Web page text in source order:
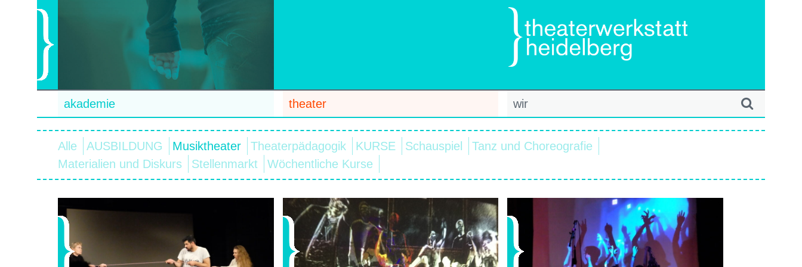
akademie theater wir
Alle AUSBILDUNG Musiktheater Theaterpädagogik KURSE Schauspiel
Tanz und Choreografie
Materialien und Diskurs
Stellenmarkt Wöchentliche Kurse